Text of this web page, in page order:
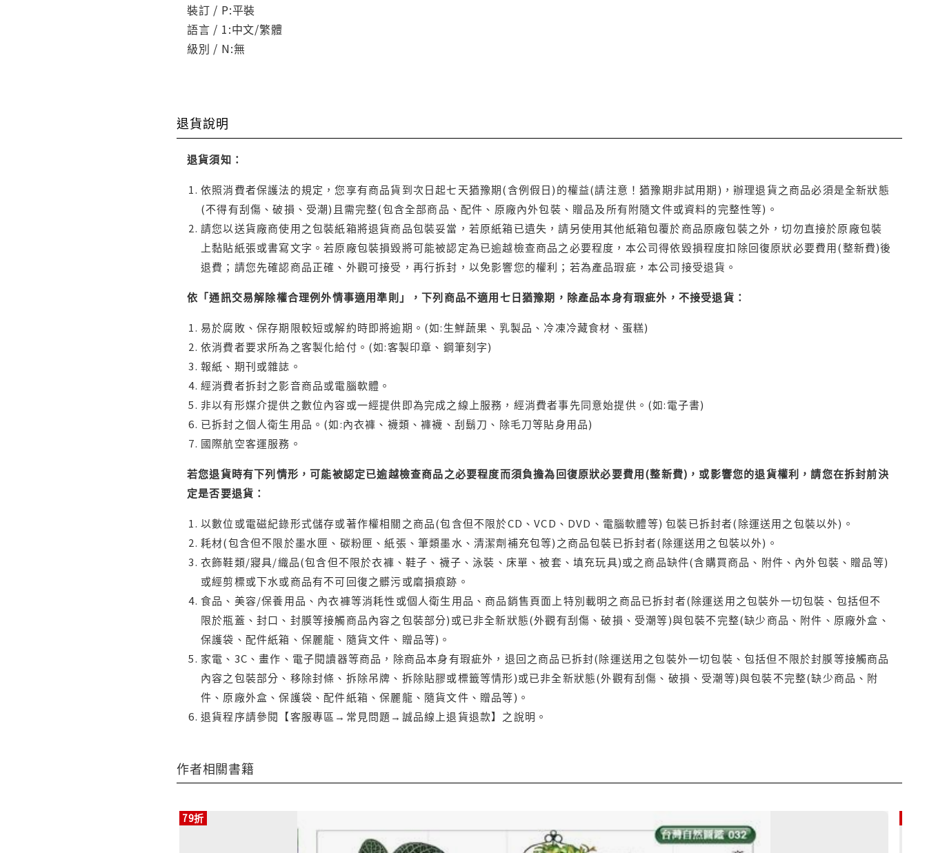
裝訂 / P:平裝
語言 / 1:中文/繁體
級別 / N:無
退貨說明
退貨須知：
依照消費者保護法的規定，您享有商品貨到次日起七天猶豫期(含例假日)的權益(請注意！猶豫期非試用期)，辦理退貨之商品必須是全新狀態
(不得有刮傷、破損、受潮)且需完整(包含全部商品、配件、原廠內外包裝、贈品及所有附隨文件或資料的完整性等)。
請您以送貨廠商使用之包裝紙箱將退貨商品包裝妥當，若原紙箱已遺失，請另使用其他紙箱包覆於商品原廠包裝之外，切勿直接於原廠包裝
上黏貼紙張或書寫文字。若原廠包裝損毀將可能被認定為已逾越檢查商品之必要程度，本公司得依毀損程度扣除回復原狀必要費用(整新費)後
退費；請您先確認商品正確、外觀可接受，再行拆封，以免影響您的權利；若為產品瑕疵，本公司接受退貨。
依「通訊交易解除權合理例外情事適用準則」，下列商品不適用七日猶豫期，除產品本身有瑕疵外，不接受退貨：
易於腐敗、保存期限較短或解約時即將逾期。(如:生鮮蔬果、乳製品、冷凍冷藏食材、蛋糕)
依消費者要求所為之客製化給付。(如:客製印章、鋼筆刻字)
報紙、期刊或雜誌。
經消費者拆封之影音商品或電腦軟體。
非以有形媒介提供之數位內容或一經提供即為完成之線上服務，經消費者事先同意始提供。(如:電子書)
已拆封之個人衛生用品。(如:內衣褲、襪類、褲襪、刮鬍刀、除毛刀等貼身用品)
國際航空客運服務。
若您退貨時有下列情形，可能被認定已逾越檢查商品之必要程度而須負擔為回復原狀必要費用(整新費)，或影響您的退貨權利，請您在拆封前決
定是否要退貨：
以數位或電磁紀錄形式儲存或著作權相關之商品(包含但不限於CD、VCD、DVD、電腦軟體等) 包裝已拆封者(除運送用之包裝以外)。
耗材(包含但不限於墨水匣、碳粉匣、紙張、筆類墨水、清潔劑補充包等)之商品包裝已拆封者(除運送用之包裝以外)。
衣飾鞋類/寢具/織品(包含但不限於衣褲、鞋子、襪子、泳裝、床單、被套、填充玩具)或之商品缺件(含購買商品、附件、內外包裝、贈品等)
或經剪標或下水或商品有不可回復之髒污或磨損痕跡。
食品、美容/保養用品、內衣褲等消耗性或個人衛生用品、商品銷售頁面上特別載明之商品已拆封者(除運送用之包裝外一切包裝、包括但不
限於瓶蓋、封口、封膜等接觸商品內容之包裝部分)或已非全新狀態(外觀有刮傷、破損、受潮等)與包裝不完整(缺少商品、附件、原廠外盒、
保護袋、配件紙箱、保麗龍、隨貨文件、贈品等)。
家電、3C、畫作、電子閱讀器等商品，除商品本身有瑕疵外，退回之商品已拆封(除運送用之包裝外一切包裝、包括但不限於封膜等接觸商品
內容之包裝部分、移除封條、拆除吊牌、拆除貼膠或標籤等情形)或已非全新狀態(外觀有刮傷、破損、受潮等)與包裝不完整(缺少商品、附
件、原廠外盒、保護袋、配件紙箱、保麗龍、隨貨文件、贈品等)。
退貨程序請參閱【客服專區→常見問題→誠品線上退貨退款】之說明。
作者相關書籍
79折